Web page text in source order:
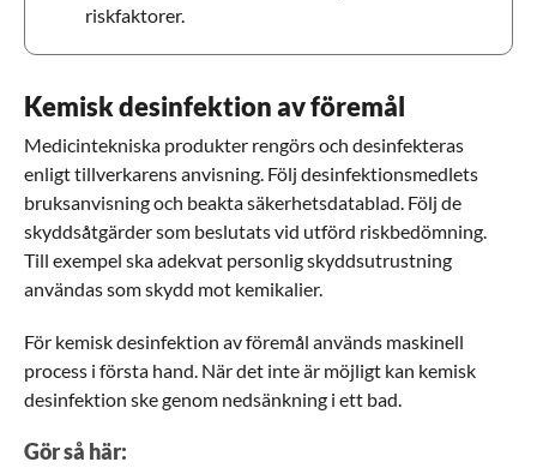
riskfaktorer.
Kemisk desinfektion av föremål
Medicintekniska produkter rengörs och desinfekteras
enligt tillverkarens anvisning. Följ desinfektionsmedlets
bruksanvisning och beakta säkerhetsdatablad. Följ de
skyddsåtgärder som beslutats vid utförd riskbedömning.
Till exempel ska adekvat personlig skyddsutrustning
användas som skydd mot kemikalier.
För kemisk desinfektion av föremål används maskinell
process i första hand. När det inte är möjligt kan kemisk
desinfektion ske genom nedsänkning i ett bad.
Gör så här: